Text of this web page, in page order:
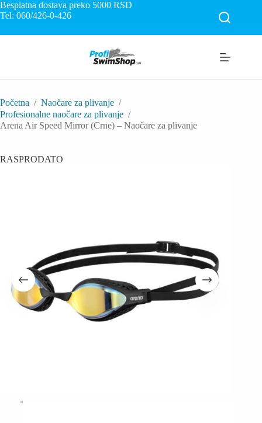
Skip
to
Besplatna dostava preko 5000 RSD
Tel: 060/426-0-426
Početna / Naočare za plivanje /
Profesionalne naočare za plivanje /
Arena Air Speed Mirror (Crne) – Naočare za plivanje
RASPRODATO